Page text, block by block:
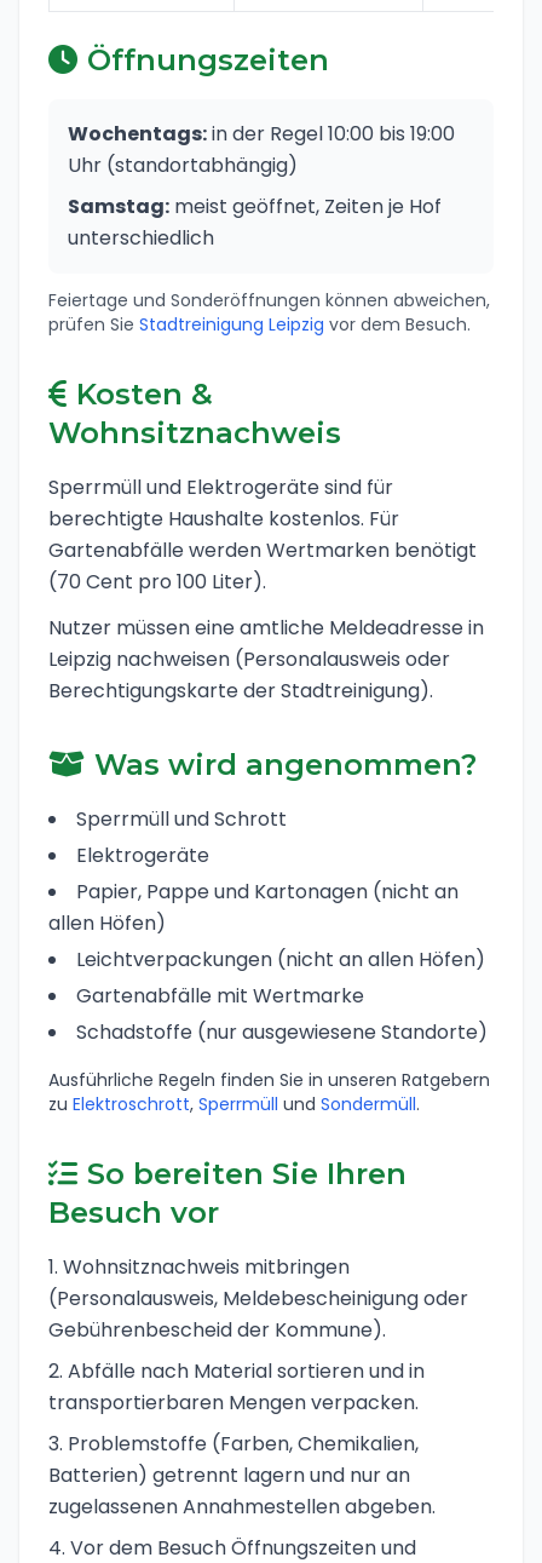
Öffnungszeiten
Wochentags:in der Regel 10:00 bis 19:00
Uhr (standortabhängig)
Samstag: meist geöffnet, Zeiten je Hof
unterschiedlich
Feiertage und Sonderöffnungen können abweichen,
prüfen Sie Stadtreinigung Leipzig vor dem Besuch.
Kosten &
Wohnsitznachweis
Sperrmüll und Elektrogeräte sind für
berechtigte Haushalte kostenlos. Für
Gartenabfälle werden Wertmarken benötigt
(70 Cent pro 100 Liter).
Nutzer müssen eine amtliche Meldeadresse in
Leipzig nachweisen (Personalausweis oder
Berechtigungskarte der Stadtreinigung).
Was wird angenommen?
Sperrmüll und Schrott
Elektrogeräte
Papier, Pappe und Kartonagen (nicht an
allen Höfen)
Leichtverpackungen (nicht an allen Höfen)
Gartenabfälle mit Wertmarke
Schadstoffe (nur ausgewiesene Standorte)
Ausführliche Regeln finden Sie in unseren Ratgebern
zu Elektroschrott, Sperrmüll und Sondermüll.
So bereiten Sie Ihren
Besuch vor
Wohnsitznachweis mitbringen
(Personalausweis, Meldebescheinigung oder
Gebührenbescheid der Kommune).
Abfälle nach Material sortieren und in
transportierbaren Mengen verpacken.
Problemstoffe (Farben, Chemikalien,
Batterien) getrennt lagern und nur an
zugelassenen Annahmestellen abgeben.
Vor dem Besuch Öffnungszeiten und